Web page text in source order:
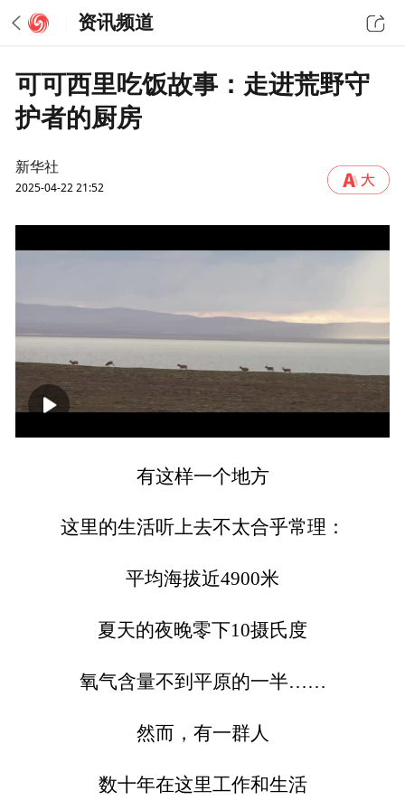
资讯频道
可可西里吃饭故事：走进荒野守
护者的厨房
新华社
2025-04-22 21:52
有这样一个地方
这里的生活听上去不太合乎常理：
平均海拔近4900米
夏天的夜晚零下10摄氏度
氧气含量不到平原的一半……
然而，有一群人
数十年在这里工作和生活